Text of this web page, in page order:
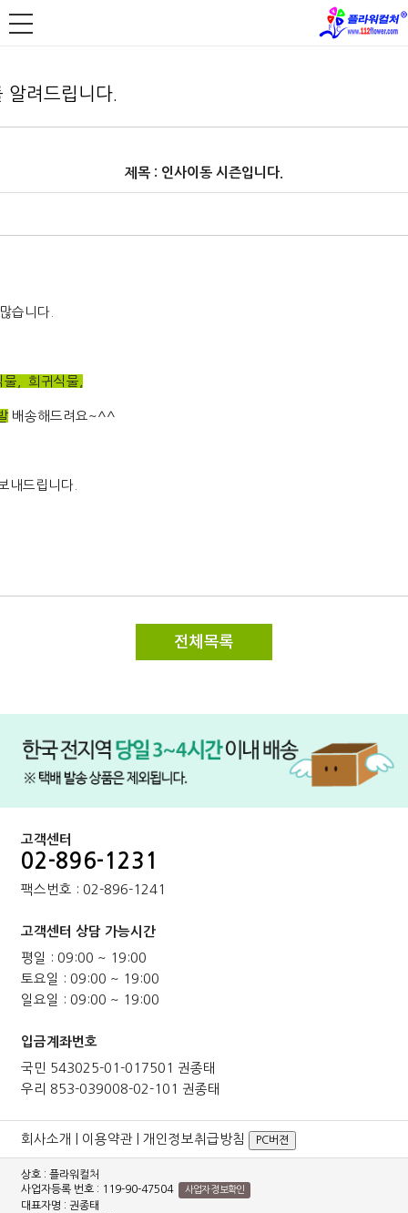
려드립니다.
제목 : 인사이동 시즌입니다.
습니다.
물, 희귀식물
배송해드려요~^^
내드립니다.
고객센터
02-896-1231
팩스번호 : 02-896-1241
고객센터 상담 가능시간
평일 : 09:00 ~ 19:00
토요일 : 09:00 ~ 19:00
일요일 : 09:00 ~ 19:00
입금계좌번호
국민 543025-01-017501 권종태
우리 853-039008-02-101 권종태
회사소개 이용약관| 개인정보취급방침 PC버젼
상호 : 플라워컬처
사업자등록 번호 : 119-90-47504
사업자 정보확인
대표자명 : 권종태